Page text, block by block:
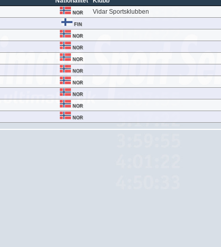
NOR Vidar Sportsklubben
FIN
NOR
NOR
NOR
NOR
NOR
NOR
NOR
NOR